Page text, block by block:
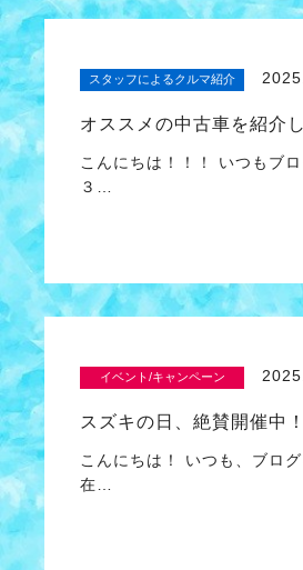
スタッフによるクルマ紹介
オススメの中古車を紹介
こんにちは！！！ いつもブ
３…
イベント/キャンペーン
スズキの日、絶賛開催中！
こんにちは！ いつも、ブロ
在…